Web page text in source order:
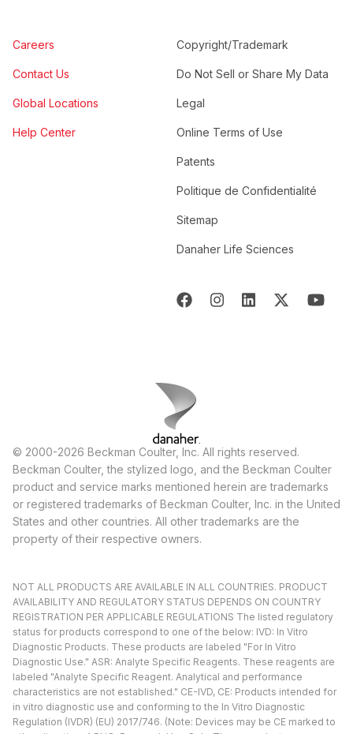
Careers
Contact Us
Global Locations
Help Center
Copyright/Trademark
Do Not Sell or Share My Data
Legal
Online Terms of Use
Patents
Politique de Confidentialité
Sitemap
Danaher Life Sciences
© 2000-2026 Beckman Coulter, Inc. All rights reserved.
Beckman Coulter, the stylized logo, and the Beckman Coulter
product and service marks mentioned herein are trademarks
or registered trademarks of Beckman Coulter, Inc. in the United
States and other countries. All other trademarks are the
property of their respective owners.
NOT ALL PRODUCTS ARE AVAILABLE IN ALL COUNTRIES. PRODUCT
AVAILABILITY AND REGULATORY STATUS DEPENDS ON COUNTRY
REGISTRATION PER APPLICABLE REGULATIONS The listed regulatory
status for products correspond to one of the below: IVD: In Vitro
Diagnostic Products. These products are labeled "For In Vitro
Diagnostic Use." ASR: Analyte Specific Reagents. These reagents are
labeled "Analyte Specific Reagent. Analytical and performance
characteristics are not established." CE-IVD, CE: Products intended for
in vitro diagnostic use and conforming to the In Vitro Diagnostic
Regulation (IVDR) (EU) 2017/746. (Note: Devices may be CE marked to